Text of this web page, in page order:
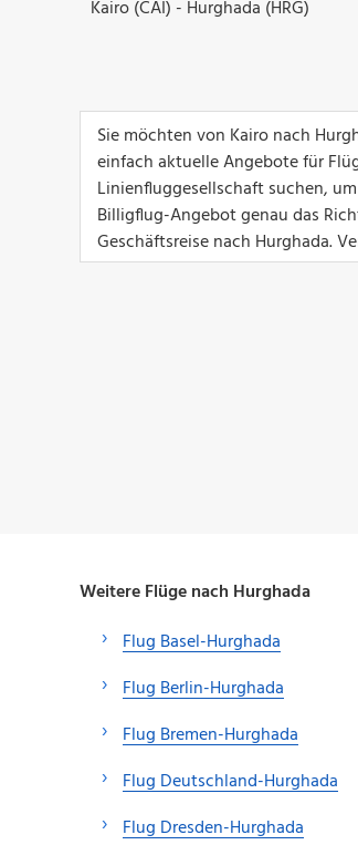
Kairo (CAI) - Hurghada (HRG)
Sie möchten von Kairo nach
einfach aktuelle Angebote für
Linienfluggesellschaft suchen,
Billigflug-Angebot genau das
Geschäftsreise nach Hurghada.
Weitere Flüge nach Hurghada
Flug Basel-Hurghada
Flug Berlin-Hurghada
Flug Bremen-Hurghada
Flug Deutschland-Hurghada
Flug Dresden-Hurghada